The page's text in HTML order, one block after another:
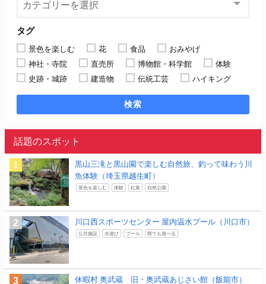
タグ
景色を楽しむ 花 食品
おみやげ
神社・寺院
直売所 博物館・科学館
体験
史跡・城跡
建造物 伝統工芸 ハイキング
検索
話題のスポット
黒山三滝と黒山園で楽しむ自然旅、釣って味わう川
魚体験（埼玉県越生町）
景色を楽しむ 体験 紅葉 自然公園
川口西スポーツセンター 屋内温水プール（川口市）
公共施設 水遊び プール 雨でも遊べる
休暇村 奥武蔵 旧・奥武蔵あじさい館（飯能市）